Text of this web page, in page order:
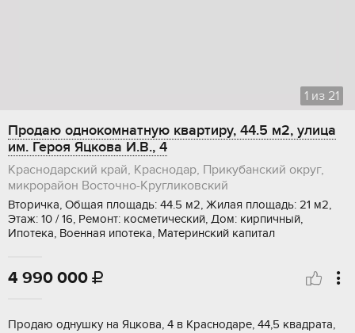
1 из 21
Продаю однокомнатную квартиру, 44.5 м2, улица
им. Героя Яцкова И.В., 4
Краснодарский край, Краснодар, Прикубанский округ,
микрорайон Восточно-Кругликовский
Вторичка, Общая площадь: 44.5 м2, Жилая площадь: 21 м2,
Этаж: 10 / 16, Ремонт: косметический, Дом: кирпичный,
Ипотека, Военная ипотека, Материнский капитал
4 990 000 
Продаю однушку на Яцкова, 4 в Краснодаре, 44,5 квадрата,